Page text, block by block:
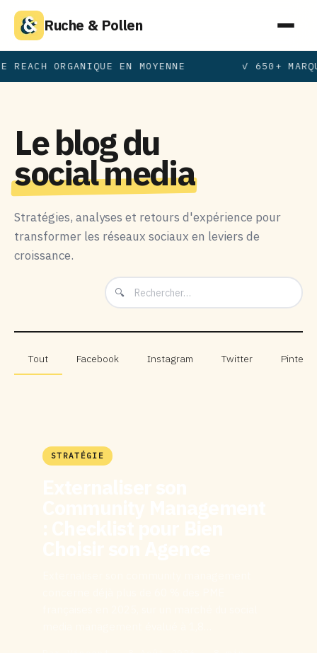
Ruche & Pollen
ORGANIQUE EN MOYENNE ✓ 650+
Le blog du
social media
Stratégies, analyses et retours d'expérience pour
transformer les réseaux sociaux en leviers de
croissance.
🔍
Tout Facebook Instagram Twitter
STRATÉGIE